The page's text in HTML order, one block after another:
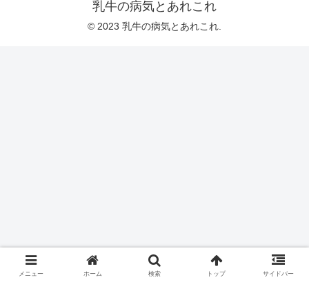
乳牛の病気とあれこれ
© 2023 乳牛の病気とあれこれ.
メニュー ホーム 検索 トップ サイドバー